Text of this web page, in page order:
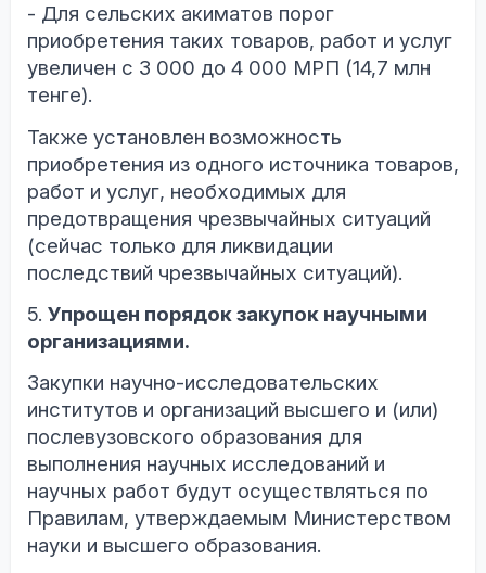
- Для сельских акиматов порог
приобретения таких товаров, работ и услуг
увеличен с 3 000 до 4 000 МРП (14,7 млн
тенге).
Также установлен возможность
приобретения из одного источника товаров,
работ и услуг, необходимых для
предотвращения чрезвычайных ситуаций
(сейчас только для ликвидации
последствий чрезвычайных ситуаций).
5. Упрощен порядок закупок научными
организациями.
Закупки научно-исследовательских
институтов и организаций высшего и (или)
послевузовского образования для
выполнения научных исследований и
научных работ будут осуществляться по
Правилам, утверждаемым Министерством
науки и высшего образования.